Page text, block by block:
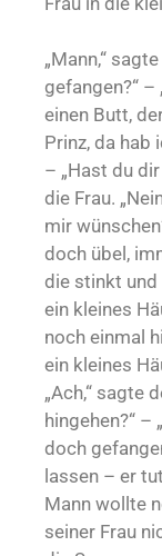
„Mann,“
gefangen?“ –
einen Butt,
Prinz, da hab
– „Hast du
die Frau.
mir
doch übel,
die stinkt
ein kleines
noch einmal
ein kleines
„Ach,“ sagte
hingehen?“ –
doch
lassen – er
Mann wollte
seiner Frau